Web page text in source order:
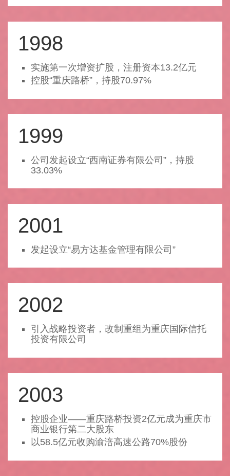
1998
实施第一次增资扩股，注册资本13.2亿元
控股“重庆路桥”，持股70.97%
1999
公司发起设立“西南证券有限公司”，持股
33.03%
2001
发起设立“易方达基金管理有限公司”
2002
引入战略投资者，改制重组为重庆国际信托
投资有限公司
2003
控股企业——重庆路桥投资2亿元成为重庆市
商业银行第二大股东
以58.5亿元收购渝涪高速公路70%股份